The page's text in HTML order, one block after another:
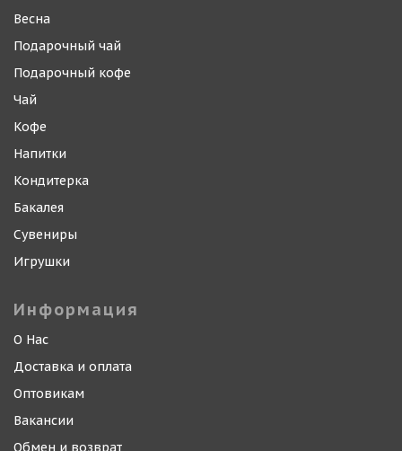
Весна
Подарочный чай
Подарочный кофе
Чай
Кофе
Напитки
Кондитерка
Бакалея
Сувениры
Игрушки
Информация
О Нас
Доставка и оплата
Оптовикам
Вакансии
Обмен и возврат